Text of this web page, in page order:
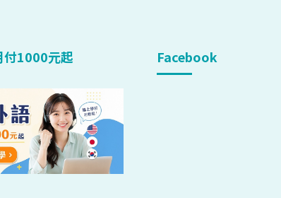
付1000元起 Facebook